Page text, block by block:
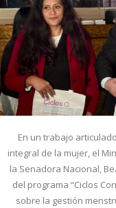
En un trabajo
integral de la mujer, el
la Senadora Nacional,
del programa “Ciclos
sobre la gestión